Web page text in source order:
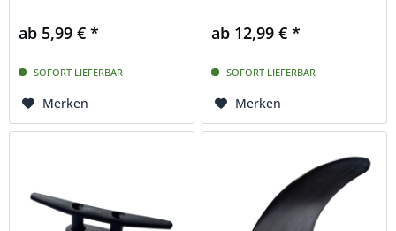
ab 5,99 € *
SOFORT LIEFERBAR
Merken
ab 12,99 € *
SOFORT LIEFERBAR
Merken